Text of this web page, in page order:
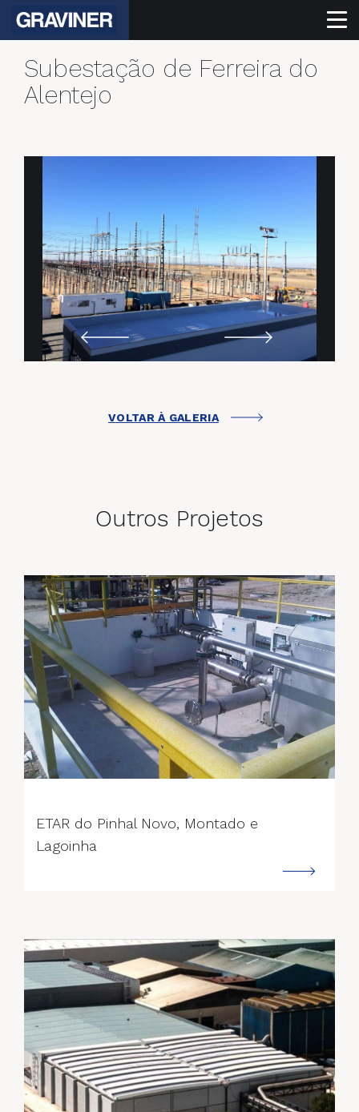
Subestação de Ferreira do
Alentejo
VOLTAR À GALERIA
Outros Projetos
ETAR do Pinhal Novo, Montado e
Lagoinha